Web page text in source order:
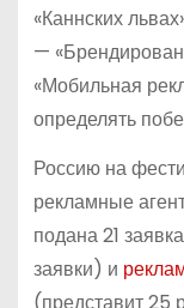
«Каннских
—
«Мобильная
определять
Россию на
рекламные
подана 21
заявки) и
(представит 25